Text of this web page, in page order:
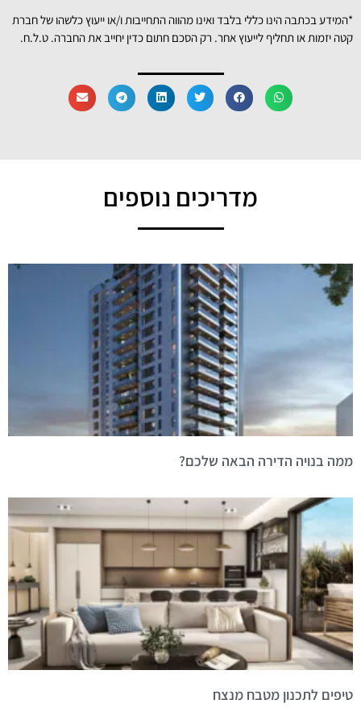
*המידע בכתבה הינו כללי בלבד ואינו מהווה התחייבות ו/או ייעוץ כלשהו של חברת
קטה יזמות או תחליף לייעוץ אחר. רק הסכם חתום כדין יחייב את החברה. ט.ל.ח.
מדריכים נוספים
ממה בנויה הדירה הבאה שלכם?
טיפים לתכנון מטבח מנצח